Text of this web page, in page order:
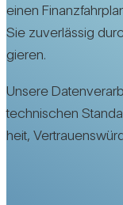
einen
Sie zuver­lässig
gieren.
Unsere
tech­ni­schen
heit,